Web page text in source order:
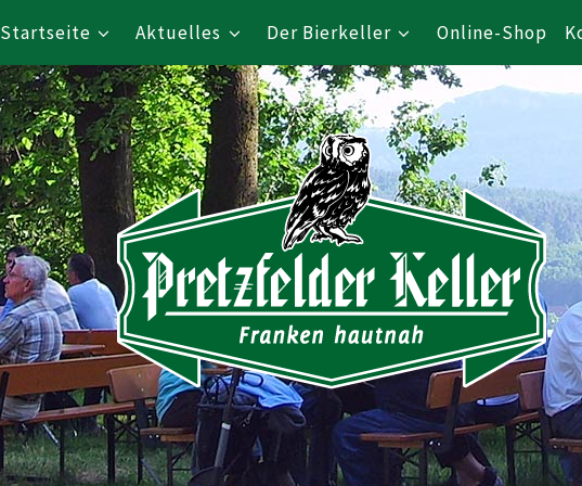
Startseite Aktuelles Der Bierkeller Online-Shop